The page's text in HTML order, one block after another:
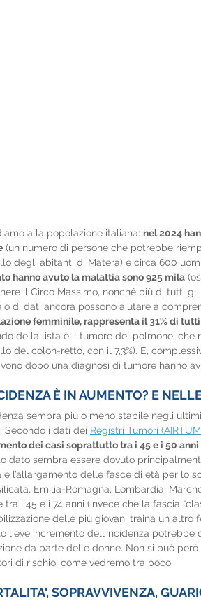
alla popolazione italiana: nel 2024
(un numero di persone che potrebbe
degli abitanti di Matera) e circa 600
hanno avuto la malattia sono 925 mila
il Circo Massimo, nonché più di tutti gli
di dati ancora possono aiutare a
femminile, rappresenta il 31% di
della lista è il tumore del polmone, che
del colon-retto, con il 7,3%). E,
dopo una diagnosi di tumore hanno
È IN AUMENTO? E
sembra più o meno stabile negli
Secondo i dati dei Registri Tumori (AIRTUM
dei casi soprattutto tra i 45 e i 50
dato sembra essere dovuto
e l’allargamento delle fasce di età per lo
Emilia-Romagna, Lombardia,
tra i 45 e i 74 anni (invece che la fascia
delle più giovani traina un altro
lieve incremento dell’incidenza
da parte delle donne. Non si può
di rischio, come vedremo tra poco.
SOPRAVVIVENZA,